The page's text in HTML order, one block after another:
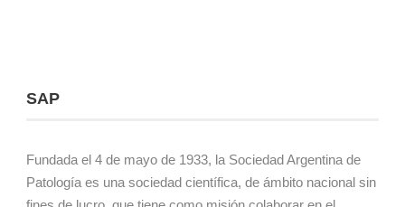
SAP
Fundada el 4 de mayo de 1933, la Sociedad Argentina de
Patología es una sociedad científica, de ámbito nacional sin